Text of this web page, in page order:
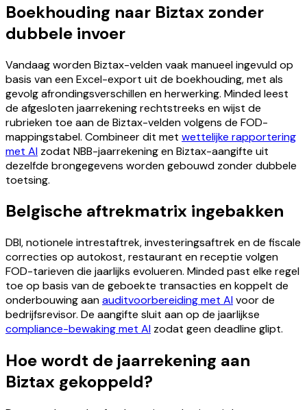
Boekhouding naar Biztax zonder
dubbele invoer
Vandaag worden Biztax-velden vaak manueel ingevuld op
basis van een Excel-export uit de boekhouding, met als
gevolg afrondingsverschillen en herwerking. Minded leest
de afgesloten jaarrekening rechtstreeks en wijst de
rubrieken toe aan de Biztax-velden volgens de FOD-
mappingstabel. Combineer dit met wettelijke rapportering
met AI zodat NBB-jaarrekening en Biztax-aangifte uit
dezelfde brongegevens worden gebouwd zonder dubbele
toetsing.
Belgische aftrekmatrix ingebakken
DBI, notionele intrestaftrek, investeringsaftrek en de fiscale
correcties op autokost, restaurant en receptie volgen
FOD-tarieven die jaarlijks evolueren. Minded past elke regel
toe op basis van de geboekte transacties en koppelt de
onderbouwing aanauditvoorbereiding met AIvoor de
bedrijfsrevisor. De aangifte sluit aan op de jaarlijkse
compliance-bewaking met AI zodat geen deadline glipt.
Hoe wordt de jaarrekening aan
Biztax gekoppeld?